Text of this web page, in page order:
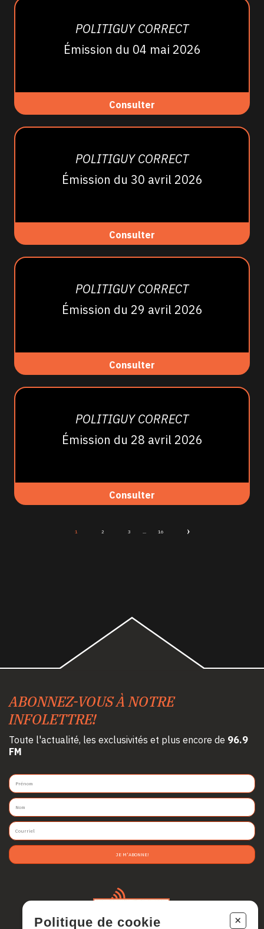
POLITIGUY CORRECT
Émission du 04 mai 2026
Consulter
POLITIGUY CORRECT
Émission du 30 avril 2026
Consulter
POLITIGUY CORRECT
Émission du 29 avril 2026
Consulter
POLITIGUY CORRECT
Émission du 28 avril 2026
Consulter
1 2 3 ... 16
ABONNEZ-VOUS À NOTRE
INFOLETTRE!
Toute l'actualité, les exclusivités et plus encore de 96.9
FM
JE M'ABONNE!
Politique de cookie +